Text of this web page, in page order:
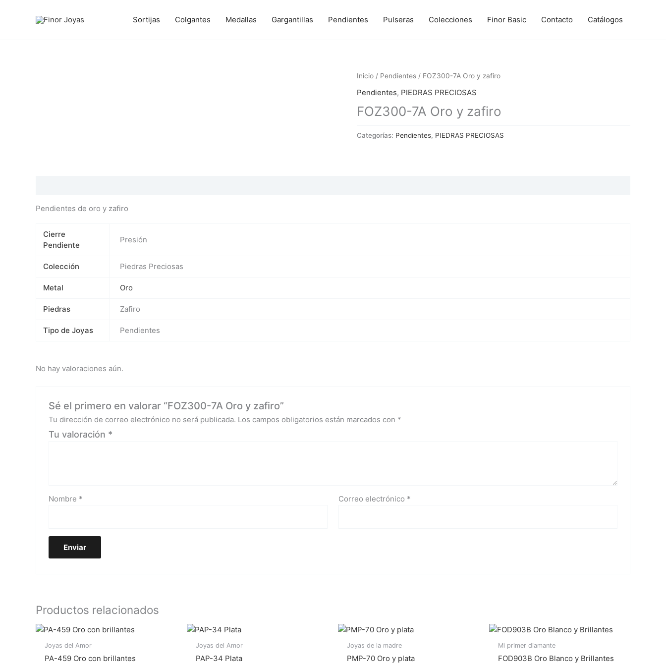
Sortijas Colgantes Medallas Gargantillas Pendientes Pulseras Colecciones Finor Basic Contacto Catálogos
Inicio / Pendientes / FOZ300-7A Oro y zafiro
Pendientes, PIEDRAS PRECIOSAS
FOZ300-7A Oro y zafiro
Categorías: Pendientes, PIEDRAS PRECIOSAS
Pendientes de oro y zafiro
Cierre
Pendiente
Presión
Colección Piedras Preciosas
Metal Oro
Piedras Zafiro
Tipo de Joyas Pendientes
No hay valoraciones aún.
Sé el primero en valorar “FOZ300-7A Oro y zafiro”
Tu dirección de correo electrónico no será publicada. Los campos obligatorios están marcados con *
Tu valoración *
Nombre * Correo electrónico *
Productos relacionados
Joyas del Amor
PA-459 Oro con brillantes
Joyas del Amor
PAP-34 Plata
Joyas de la madre
PMP-70 Oro y plata
Mi primer diamante
FOD903B Oro Blanco y Brillantes